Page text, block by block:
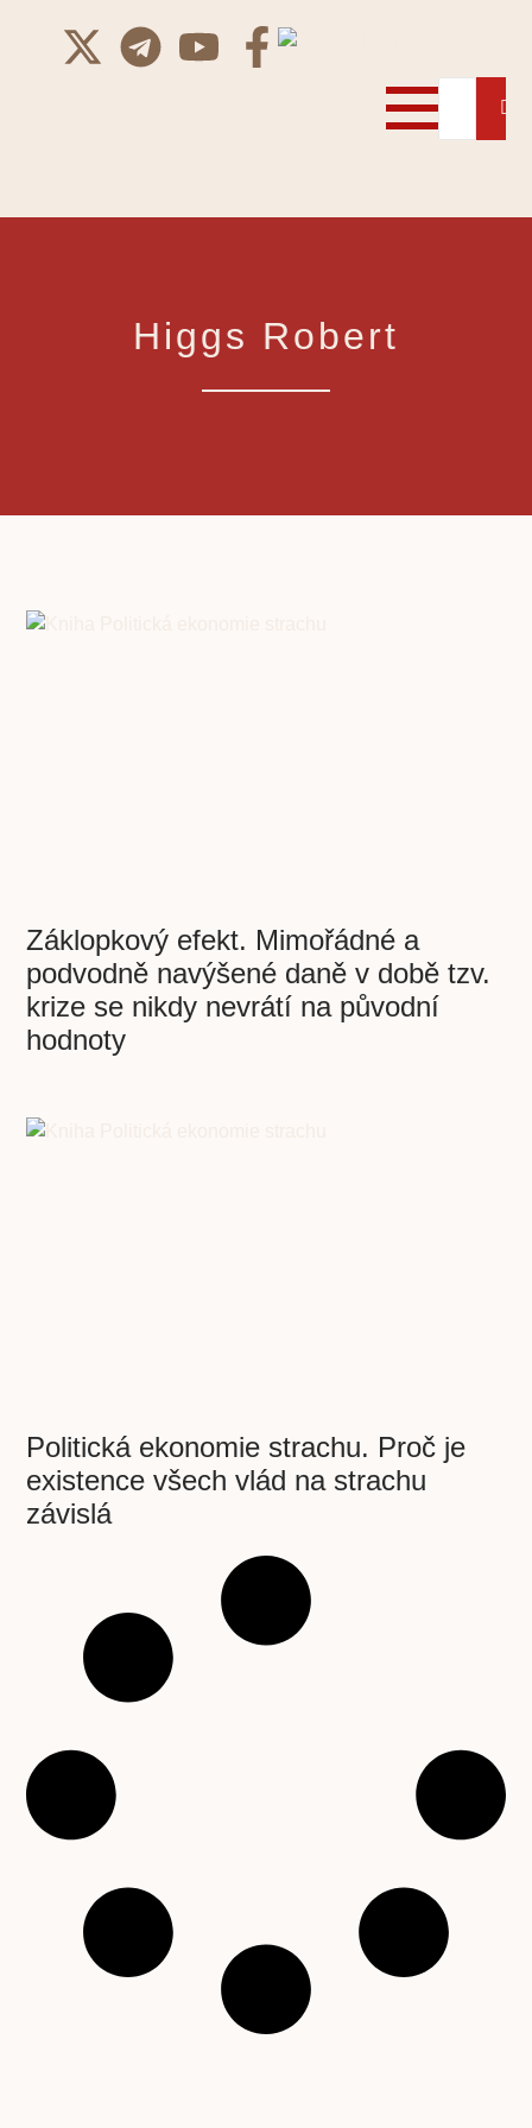
Higgs Robert
Záklopkový efekt. Mimořádné a
podvodně navýšené daně v době tzv.
krize se nikdy nevrátí na původní
hodnoty
Politická ekonomie strachu. Proč je
existence všech vlád na strachu
závislá